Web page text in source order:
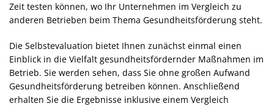
Zeit testen können, wo Ihr Unternehmen im Vergleich zu
anderen Betrieben beim Thema Gesundheitsförderung steht.
Die Selbstevaluation bietet Ihnen zunächst einmal einen
Einblick in die Vielfalt gesundheitsfördernder Maßnahmen im
Betrieb. Sie werden sehen, dass Sie ohne großen Aufwand
Gesundheitsförderung betreiben können. Anschließend
erhalten Sie die Ergebnisse inklusive einem Vergleich